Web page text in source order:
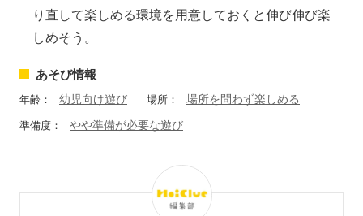
り直して楽しめる環境を用意しておくと伸び伸び楽
しめそう。
あそび情報
年齢： 幼児向け遊び 場所： 場所を問わず楽しめる
準備度： やや準備が必要な遊び